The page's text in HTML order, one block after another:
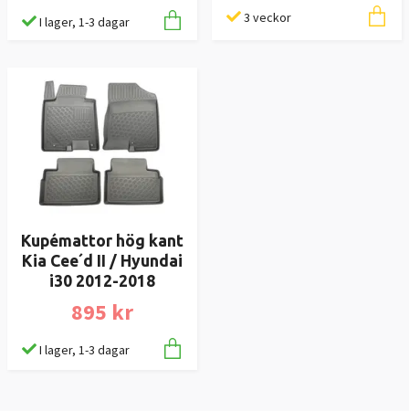
I lager, 1-3 dagar 3 veckor
Kupémattor hög kant
Kia Cee´d II / Hyundai
i30 2012-2018
895 kr
I lager, 1-3 dagar